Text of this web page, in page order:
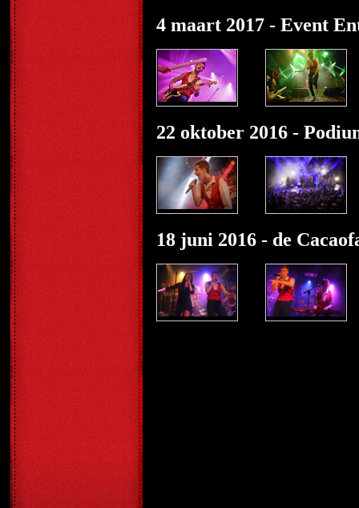
4 maart 2017 - Event
22 oktober 2016 -
18 juni 2016 - de